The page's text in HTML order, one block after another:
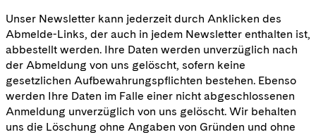
Unser Newsletter kann jederzeit durch Anklicken des
Abmelde-Links, der auch in jedem Newsletter enthalten ist,
abbestellt werden. Ihre Daten werden unverzüglich nach
der Abmeldung von uns gelöscht, sofern keine
gesetzlichen Aufbewahrungspflichten bestehen. Ebenso
werden Ihre Daten im Falle einer nicht abgeschlossenen
Anmeldung unverzüglich von uns gelöscht. Wir behalten
uns die Löschung ohne Angaben von Gründen und ohne